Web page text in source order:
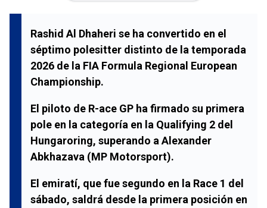
Rashid Al Dhaheri se ha convertido en el
séptimo polesitter distinto de la temporada
2026 de la FIA Formula Regional European
Championship.
El piloto de R-ace GP ha firmado su primera
pole en la categoría en la Qualifying 2 del
Hungaroring, superando a Alexander
Abkhazava (MP Motorsport).
El emiratí, que fue segundo en la Race 1 del
sábado, saldrá desde la primera posición en